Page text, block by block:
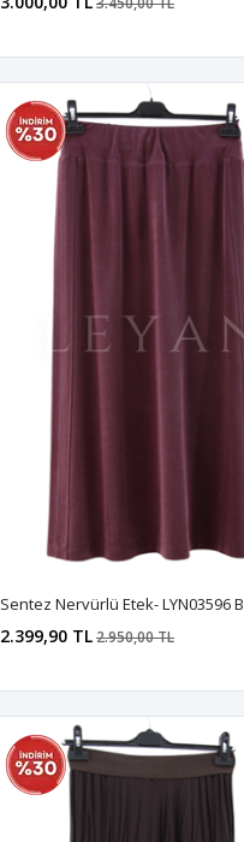
Sentez Nervürlü Etek- LYN03596
2.399,90 TL2.950,00 TL